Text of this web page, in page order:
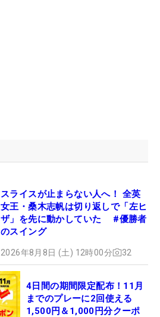
スライスが止まらない人へ！ 全英
女王・桑木志帆は切り返しで「左ヒ
ザ」を先に動かしていた #優勝者
のスイング
2026年8月8日 (土) 12時00分 32
4日間の期間限定配布！11月
までのプレーに2回使える
1,500円＆1,000円分クーポ